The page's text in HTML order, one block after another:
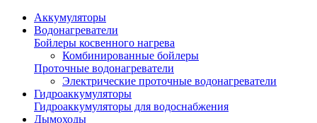
Аккумуляторы
Водонагреватели
Бойлеры косвенного нагрева
Комбинированные бойлеры
Проточные водонагреватели
Электрические проточные водонагреватели
Гидроаккумуляторы
Гидроаккумуляторы для водоснабжения
Дымоходы